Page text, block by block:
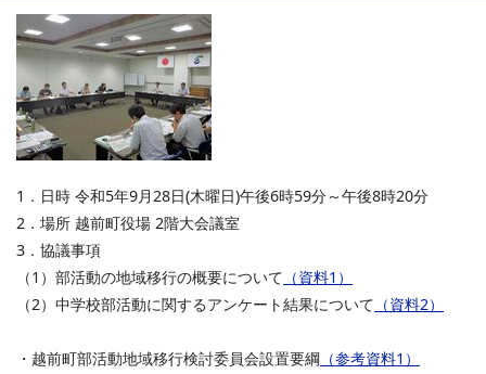
1．日時 令和5年9月28日(木曜日)午後6時59分～午後8時20分
2．場所 越前町役場 2階大会議室
3．協議事項
（1）部活動の地域移行の概要について （資料1）
（2）中学校部活動に関するアンケート結果について （資料2）
・越前町部活動地域移行検討委員会設置要綱 （参考資料1）